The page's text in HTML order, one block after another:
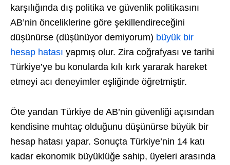
karşılığında dış politika ve güvenlik politikasını
AB’nin önceliklerine göre şekillendireceğini
düşünürse (düşünüyor demiyorum) büyük bir
hesap hatası yapmış olur. Zira coğrafyası ve tarihi
Türkiye’ye bu konularda kılı kırk yararak hareket
etmeyi acı deneyimler eşliğinde öğretmiştir.
Öte yandan Türkiye de AB’nin güvenliği açısından
kendisine muhtaç olduğunu düşünürse büyük bir
hesap hatası yapar. Sonuçta Türkiye’nin 14 katı
kadar ekonomik büyüklüğe sahip, üyeleri arasında